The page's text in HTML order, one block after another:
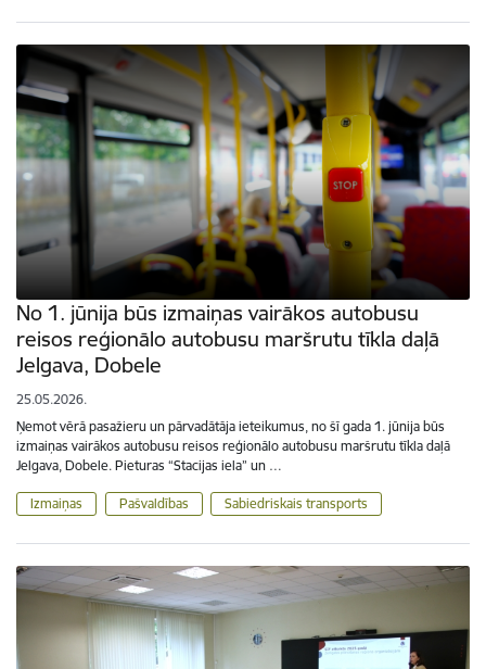
No 1. jūnija būs izmaiņas vairākos autobusu
reisos reģionālo autobusu maršrutu tīkla daļā
Jelgava, Dobele
25.05.2026.
Ņemot vērā pasažieru un pārvadātāja ieteikumus, no šī gada 1. jūnija būs
izmaiņas vairākos autobusu reisos reģionālo autobusu maršrutu tīkla daļā
Jelgava, Dobele. Pieturas “Stacijas iela” un …
Izmaiņas Pašvaldības Sabiedriskais transports